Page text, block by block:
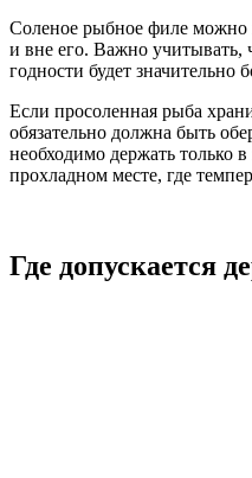
Соленое рыбное филе можно
и вне его. Важно учитывать,
годности будет значительно
Если просоленная рыба
обязательно должна быть
необходимо держать только
прохладном месте, где
Где допускается